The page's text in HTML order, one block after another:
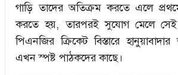
গাড়ি তাদের অতিক্রম করতে এলে
করতে হয়, তারপরই সুযোগ মেলে সেই
পিএনজির ক্রিকেট বিস্তারে
এখন স্পষ্ট পাঠকদের কাছে।